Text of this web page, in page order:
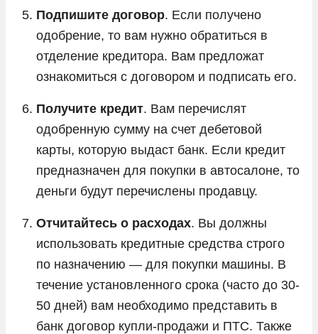
Подпишите договор. Если получено
одобрение, то вам нужно обратиться в
отделение кредитора. Вам предложат
ознакомиться с договором и подписать его.
Получите кредит. Вам перечислят
одобренную сумму на счет дебетовой
карты, которую выдаст банк. Если кредит
предназначен для покупки в автосалоне, то
деньги будут перечислены продавцу.
Отчитайтесь о расходах. Вы должны
использовать кредитные средства строго
по назначению — для покупки машины. В
течение установленного срока (часто до 30-
50 дней) вам необходимо представить в
банк договор купли-продажи и ПТС. Также